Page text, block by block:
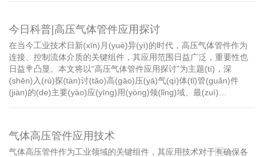
今日科普|高压气体管件应用探讨
在当今工业技术日新(xīn)月(yuè)异(yì)的时代，高压气体管件作为
连接、控制流体介质的关键组件，其应用范围日益广泛，重要性也
日益🍭凸显。本文将以“高压气体管件应用探讨”为主题(tí)，深
(shēn)入(rù)探(tàn)讨(tǎo)高(gāo)压(yā)气(qì)体(tǐ)管(guǎn)件
(jiàn)的(de)主要(yào)应(yīng)用(yòng)领(lǐng)域、最(zuì)…
气体高压管件应用技术
气体高压管件作为工业领域的关键组件，其应用技术对于🈶确保各